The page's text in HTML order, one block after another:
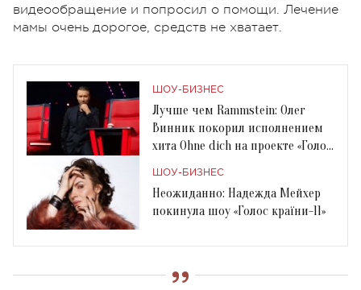
видеообращение и попросил о помощи. Лечение
мамы очень дорогое, средств не хватает.
ШОУ-БИЗНЕС
Лучше чем Rammstein: Олег
Винник покорил исполнением
хита Ohne dich на проекте «Голос
ШОУ-БИЗНЕС
Неожиданно: Надежда Мейхер
покинула шоу «Голос країни-11»